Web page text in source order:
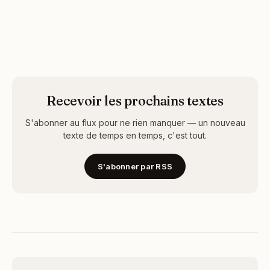
Recevoir les prochains textes
S'abonner au flux pour ne rien manquer — un nouveau
texte de temps en temps, c'est tout.
S'abonner par RSS